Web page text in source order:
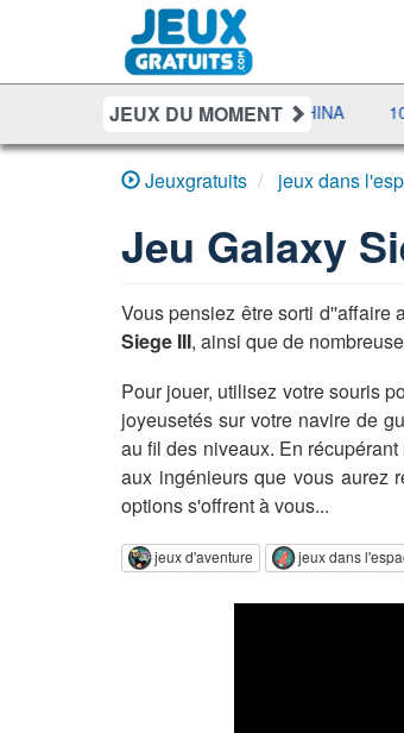
JEUX DU MOMENT
BUBBLE MACHINA 10000
Jeuxgratuits jeux dans
Jeu Galaxy
Vous pensiez être sorti d''affaire
Siege III, ainsi que de
Pour jouer, utilisez votre souris
joyeusetés sur votre navire de
au fil des niveaux. En récupérant
aux ingénieurs que vous aurez
options s'offrent à vous...
jeux d'aventure jeux dans